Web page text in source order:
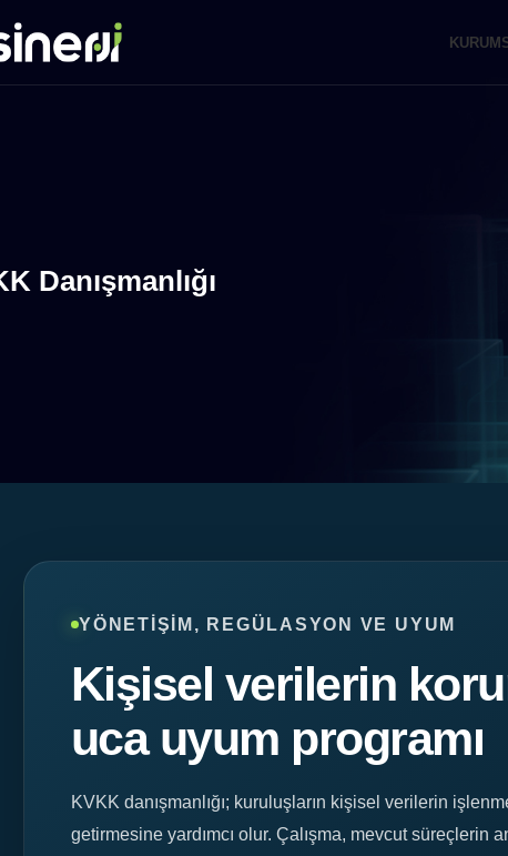
Danışmanlığı
YÖNETIŞIM, REGÜLASYON VE UYUM
Kişisel verilerin
uca uyum programı
KVKK danışmanlığı; kuruluşların kişisel verilerin
getirmesine yardımcı olur. Çalışma, mevcut